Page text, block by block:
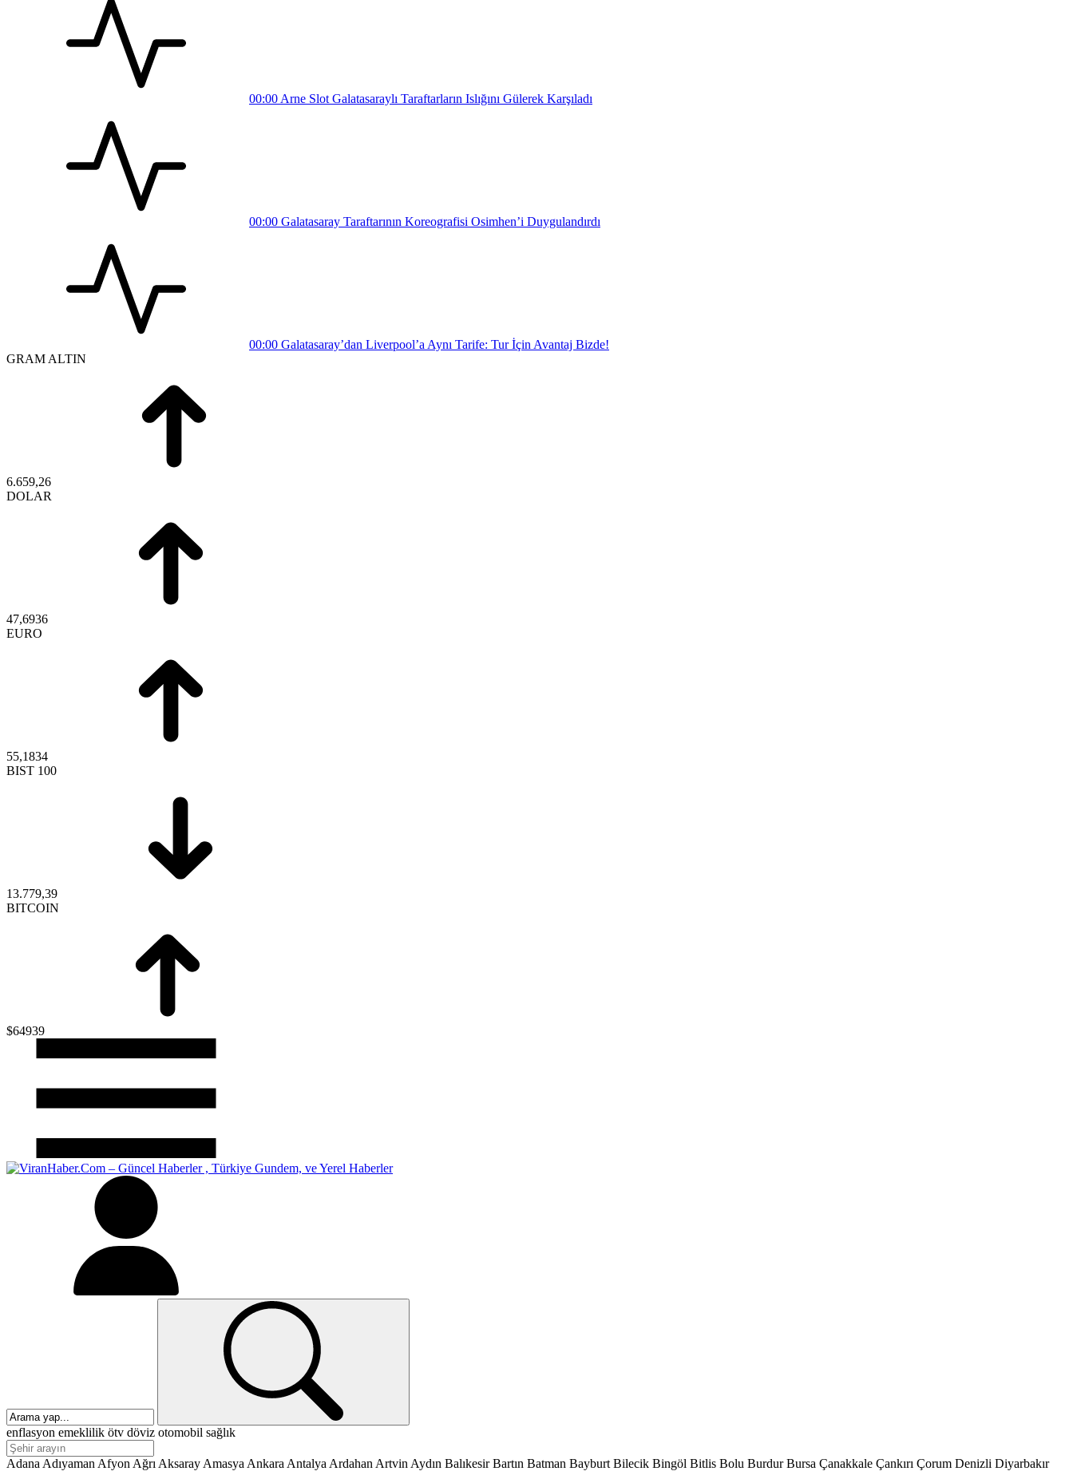
00:00 Arne Slot Galatasaraylı Taraftarların Islığını Gülerek Karşıladı
00:00 Galatasaray Taraftarının Koreografisi Osimhen’i Duygulandırdı
00:00 Galatasaray’dan Liverpool’a Aynı Tarife: Tur İçin Avantaj Bizde!
GRAM ALTIN
6.659,26
DOLAR
47,6936
EURO
55,1834
BIST 100
13.779,39
BITCOIN
$64939
enflasyon emeklilik ötv döviz otomobil sağlık
Adana Adıyaman Afyon Ağrı Aksaray Amasya Ankara Antalya Ardahan Artvin Aydın Balıkesir Bartın Batman Bayburt Bilecik Bingöl Bitlis Bolu Burdur Bursa Çanakkale Çankırı Çorum Denizli Diyarbakır